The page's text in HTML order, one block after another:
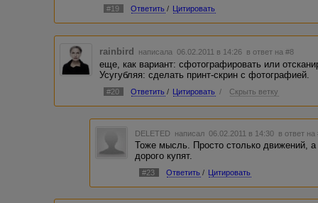
#19 Ответить / Цитировать
rainbird написала 06.02.2011 в 14:26 в ответ на #8
еще, как вариант: сфотографировать или
Усугубляя: сделать принт-скрин с фотографией.
#20 Ответить / Цитировать / Скрыть ветку
DELETED написал 06.02.2011 в 14:30 в ответ на
Тоже мысль. Просто столько движений,
дорого купят.
#23 Ответить / Цитировать